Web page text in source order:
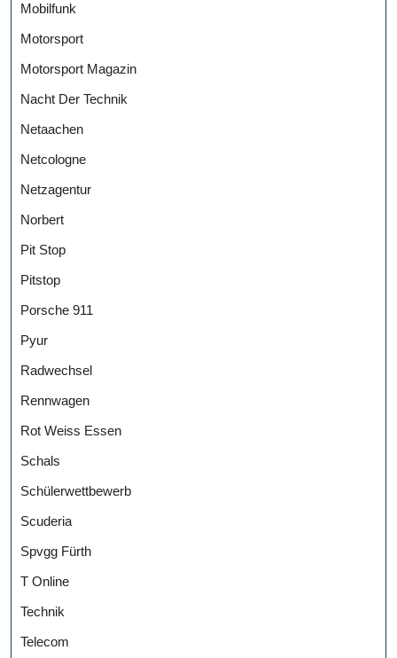
Mobilfunk
Motorsport
Motorsport Magazin
Nacht Der Technik
Netaachen
Netcologne
Netzagentur
Norbert
Pit Stop
Pitstop
Porsche 911
Pyur
Radwechsel
Rennwagen
Rot Weiss Essen
Schals
Schülerwettbewerb
Scuderia
Spvgg Fürth
T Online
Technik
Telecom